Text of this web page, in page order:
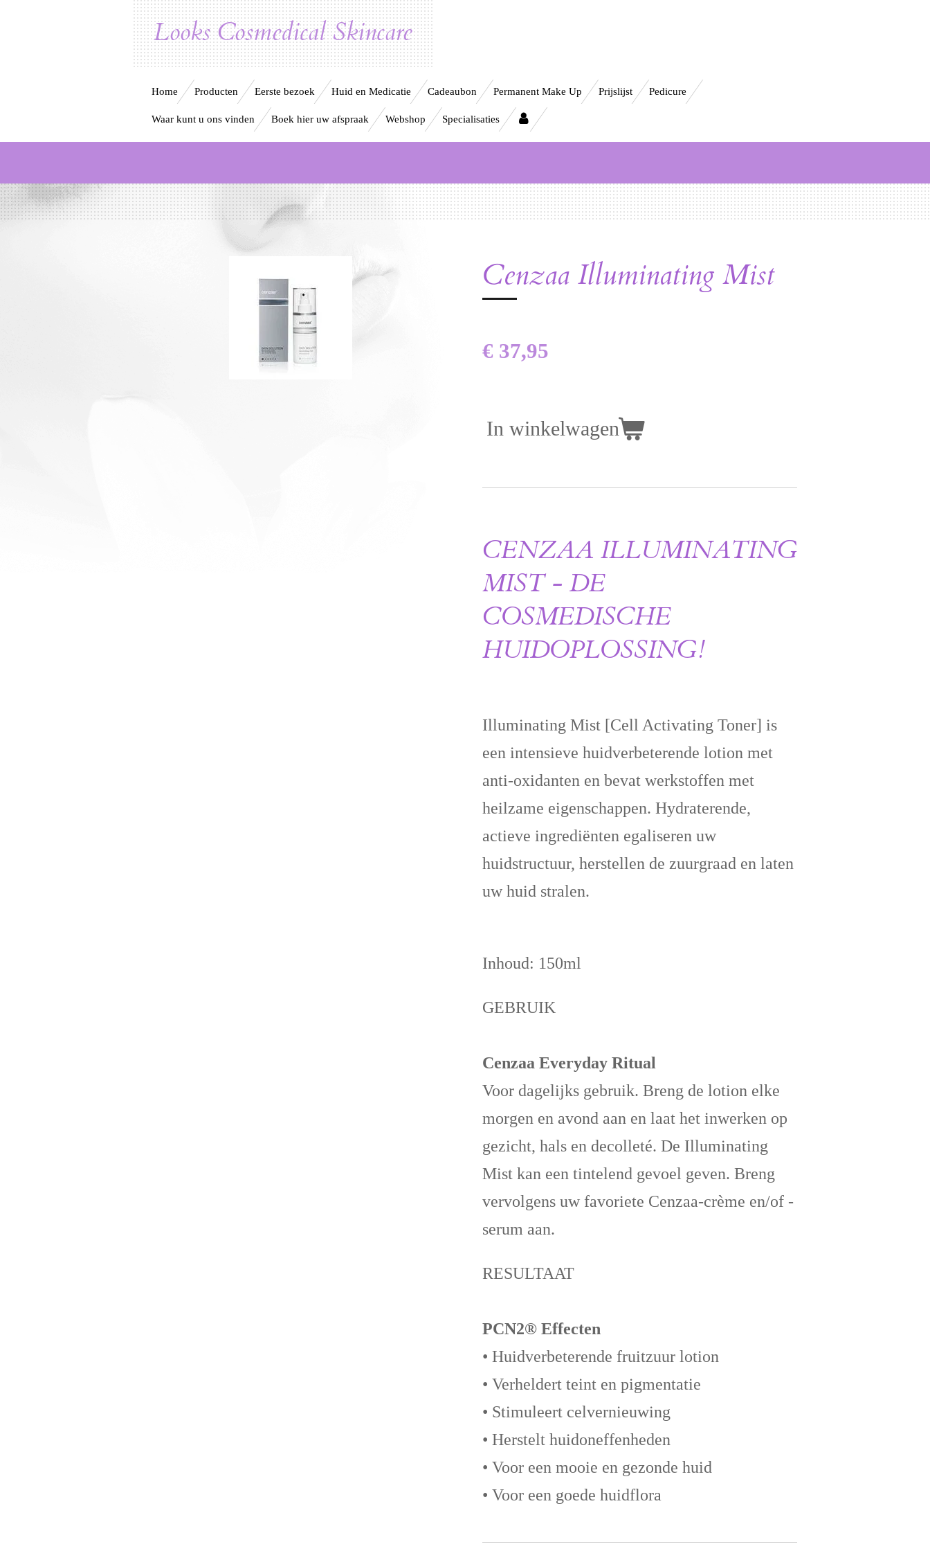
Looks Cosmedical Skincare
Home Producten Eerste bezoek Huid en Medicatie Cadeaubon Permanent Make Up Prijslijst Pedicure
Waar kunt u ons vinden Boek hier uw afspraak Webshop Specialisaties
Cenzaa Illuminating Mist
€ 37,95
In winkelwagen
CENZAA ILLUMINATING
MIST - DE
COSMEDISCHE
HUIDOPLOSSING!
Illuminating Mist [Cell Activating Toner] is
een intensieve huidverbeterende lotion met
anti-oxidanten en bevat werkstoffen met
heilzame eigenschappen. Hydraterende,
actieve ingrediënten egaliseren uw
huidstructuur, herstellen de zuurgraad en laten
uw huid stralen.
Inhoud: 150ml
GEBRUIK
Cenzaa Everyday Ritual
Voor dagelijks gebruik. Breng de lotion elke
morgen en avond aan en laat het inwerken op
gezicht, hals en decolleté. De Illuminating
Mist kan een tintelend gevoel geven. Breng
vervolgens uw favoriete Cenzaa-crème en/of -
serum aan.
RESULTAAT
PCN2® Effecten
• Huidverbeterende fruitzuur lotion
• Verheldert teint en pigmentatie
• Stimuleert celvernieuwing
• Herstelt huidoneffenheden
• Voor een mooie en gezonde huid
• Voor een goede huidflora